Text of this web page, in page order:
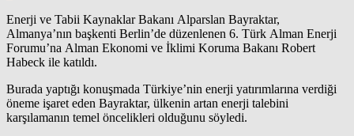
Enerji ve Tabii Kaynaklar Bakanı Alparslan Bayraktar,
Almanya’nın başkenti Berlin’de düzenlenen 6. Türk Alman Enerji
Forumu’na Alman Ekonomi ve İklimi Koruma Bakanı Robert
Habeck ile katıldı.
Burada yaptığı konuşmada Türkiye’nin enerji yatırımlarına verdiği
öneme işaret eden Bayraktar, ülkenin artan enerji talebini
karşılamanın temel öncelikleri olduğunu söyledi.